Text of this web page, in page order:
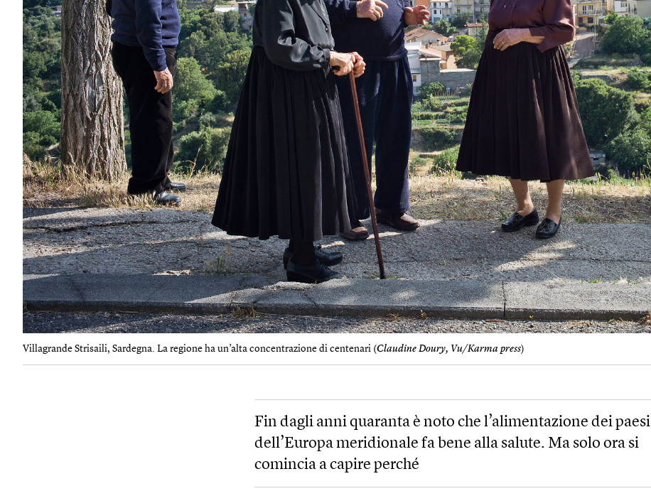
Villagrande Strisaili, Sardegna. La regione ha un’alta concentrazione di centenari (Claudine Doury, Vu/Karma press)
Fin dagli anni quaranta è noto che l’alimentazione dei paesi
dell’Europa meridionale fa bene alla salute. Ma solo ora si
comincia a capire perché